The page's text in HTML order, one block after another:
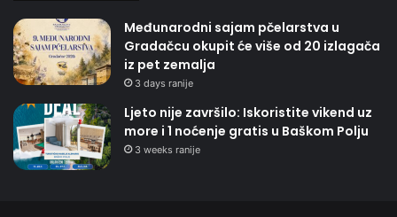
Međunarodni sajam pčelarstva u
Gradačcu okupit će više od 20 izlagača
iz pet zemalja
3 days ranije
Ljeto nije završilo: Iskoristite vikend uz
more i 1 noćenje gratis u Baškom Polju
3 weeks ranije